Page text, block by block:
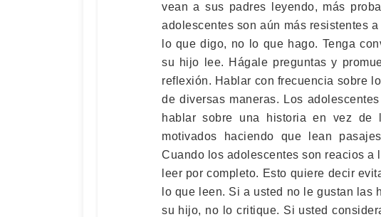
vean a sus padres leyendo, más
adolescentes son aún más resistentes
lo que digo, no lo que hago. Tenga
su hijo lee. Hágale preguntas y
reflexión. Hablar con frecuencia sobre
de diversas maneras. Los
hablar sobre una historia en vez de
motivados haciendo que lean
Cuando los adolescentes son reacios a
leer por completo. Esto quiere decir
lo que leen. Si a usted no le gustan las
su hijo, no lo critique. Si usted